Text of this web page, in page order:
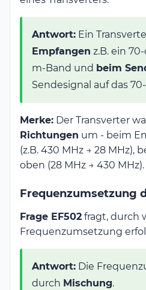
Antwort: Ein
Empfangen z.B. ein
m-Band und beim
Sendesignal auf das
Merke: Der Transverter
Richtungen um - beim
(z.B. 430 MHz → 28 MHz),
oben (28 MHz → 430 MHz).
Frequenzumsetzung
Frage EF502 fragt, durch
Frequenzumsetzung
Antwort: Die
durch Mischung.